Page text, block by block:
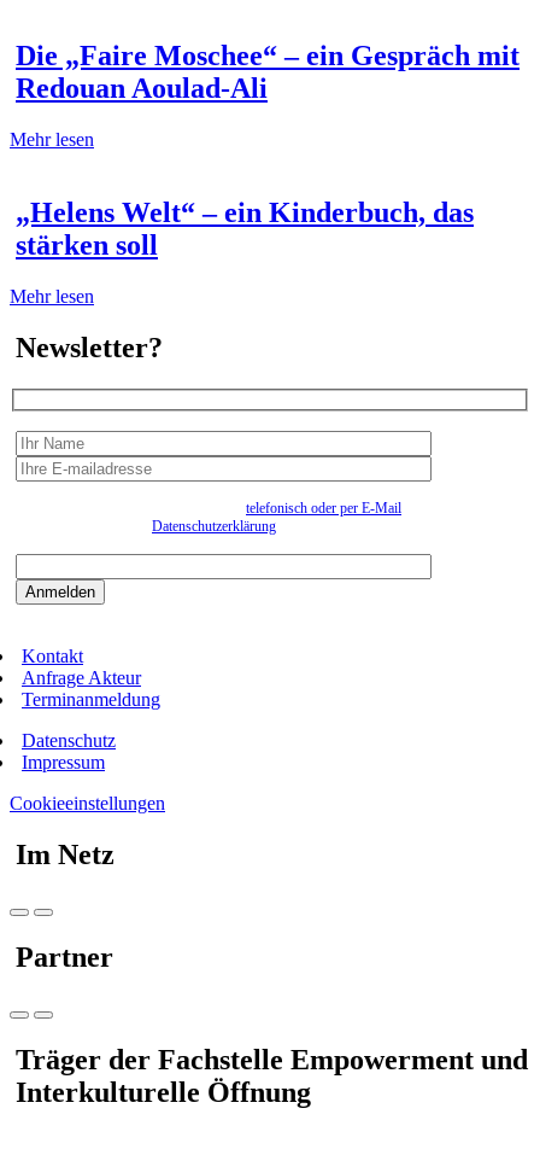
Die „Faire Moschee“ – ein Gespräch mit
Redouan Aoulad-Ali
Mehr lesen
„Helens Welt“ – ein Kinderbuch, das
stärken soll
Mehr lesen
Newsletter?
telefonisch oder per E-Mail
Datenschutzerklärung
Kontakt
Anfrage Akteur
Terminanmeldung
Datenschutz
Impressum
Cookieeinstellungen
Im Netz
Partner
Träger der Fachstelle Empowerment und
Interkulturelle Öffnung